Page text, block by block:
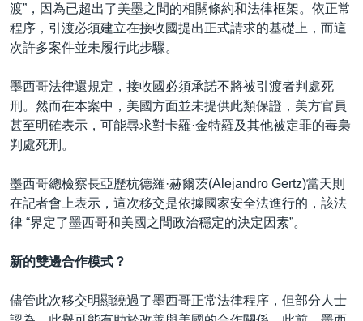
渡”，因為已超出了美墨之間的相關條約和法律框架。依正常
程序，引渡必須建立在接收國提出正式請求的基礎上，而這
次許多案件並未履行此步驟。
墨西哥法律還規定，接收國必須承諾不將被引渡者判處死
刑。然而在本案中，美國方面並未提供此類保證，美方官員
甚至明確表示，可能尋求對卡羅·金特羅及其他被定罪的毒梟
判處死刑。
墨西哥總檢察長亞歷杭德羅·赫爾茨(Alejandro Gertz)當天則
在記者會上表示，這次移交是依據國家安全法進行的，該法
律 “界定了墨西哥和美國之間政治穩定的決定因素”。
新的雙邊合作模式？
儘管此次移交明顯繞過了墨西哥正常法律程序，但部分人士